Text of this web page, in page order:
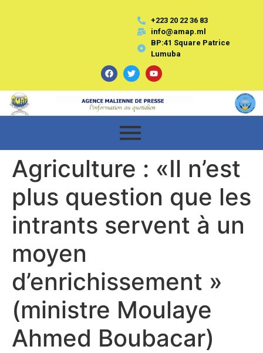
+223 20 22 36 83
info@amap.ml
BP:41 Square Patrice
Lumuba
Agriculture : «Il n’est
plus question que les
intrants servent à un
moyen
d’enrichissement »
(ministre Moulaye
Ahmed Boubacar)